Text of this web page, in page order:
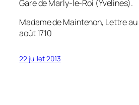
Gare de Marly-le-Roi (Yvelines).
Madame de Maintenon, Lettre au
août 1710
22 juillet 2013